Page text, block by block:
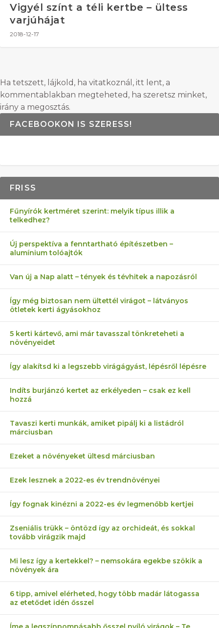
Vigyél színt a téli kertbe – ültess
varjúhájat
2018-12-17
Ha tetszett, lájkold, ha vitatkoznál, itt lent, a
kommentablakban megteheted, ha szeretsz minket,
irány a megosztás.
FACEBOOKON IS SZERESS!
FRISS
Fűnyírók kertméret szerint: melyik típus illik a
telkedhez?
Új perspektíva a fenntartható építészetben –
alumínium tolóajtók
Van új a Nap alatt – tények és tévhitek a napozásról
Így még biztosan nem ültettél virágot – látványos
ötletek kerti ágyásokhoz
5 kerti kártevő, ami már tavasszal tönkreteheti a
növényeidet
Így alakítsd ki a legszebb virágágyást, lépésről lépésre
Indíts burjánzó kertet az erkélyeden – csak ez kell
hozzá
Tavaszi kerti munkák, amiket pipálj ki a listádról
márciusban
Ezeket a növényeket ültesd márciusban
Ezek lesznek a 2022-es év trendnövényei
Így fognak kinézni a 2022-es év legmenőbb kertjei
Zseniális trükk – öntözd így az orchideát, és sokkal
tovább virágzik majd
Mi lesz így a kertekkel? – nemsokára egekbe szökik a
növények ára
6 tipp, amivel elérheted, hogy több madár látogassa
az etetődet idén ősszel